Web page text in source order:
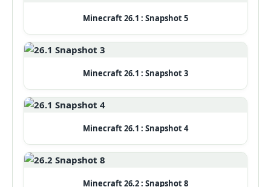
Minecraft 26.1 : Snapshot 5
Minecraft 26.1 : Snapshot 3
Minecraft 26.1 : Snapshot 4
Minecraft 26.2 : Snapshot 8